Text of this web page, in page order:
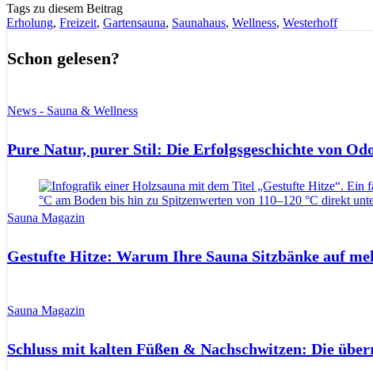
Tags zu diesem Beitrag
Erholung, Freizeit, Gartensauna, Saunahaus, Wellness, Westerhoff
Schon gelesen?
News - Sauna & Wellness
Pure Natur, purer Stil: Die Erfolgsgeschichte von
Sauna Magazin
Gestufte Hitze: Warum Ihre Sauna Sitzbänke auf
Sauna Magazin
Schluss mit kalten Füßen & Nachschwitzen: Die